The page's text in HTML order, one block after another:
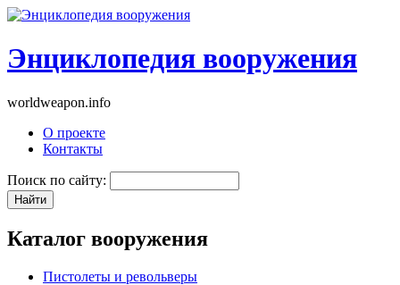
Энциклопедия вооружения
worldweapon.info
О проекте
Контакты
Поиск по сайту:
Каталог вооружения
Пистолеты и револьверы